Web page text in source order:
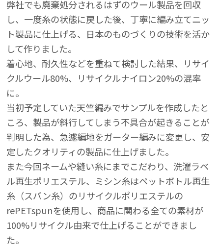
弊社でも廃棄処分されるはずのウール製品を回収
し、一度糸の状態に戻した後、丁寧に編み立てニッ
ト製品に仕上げる、日本のものづくりの技術を活か
して作りました。
着心地、耐久性などを重ねて検討した結果、リサイ
クルウール80%、リサイクルナイロン20%の混率
に。
当初予定していた天竺編みでサンプルを作成したと
ころ、製品が斜行してしまう不具合が起きることが
判明した為、急遽編地をガーター編みに変更し、安
定したクオリティの製品に仕上げました。
また今回ネームや縫い糸にまでこだわり、洗濯ラベ
ル再生ポリエステル、ミシン糸はペットボトル再生
糸（スパン糸）のリサイクルポリエステルの
rePETspunを使用し、商品に関わる全ての素材が
100%リサイクル由来で仕上げることができまし
た。